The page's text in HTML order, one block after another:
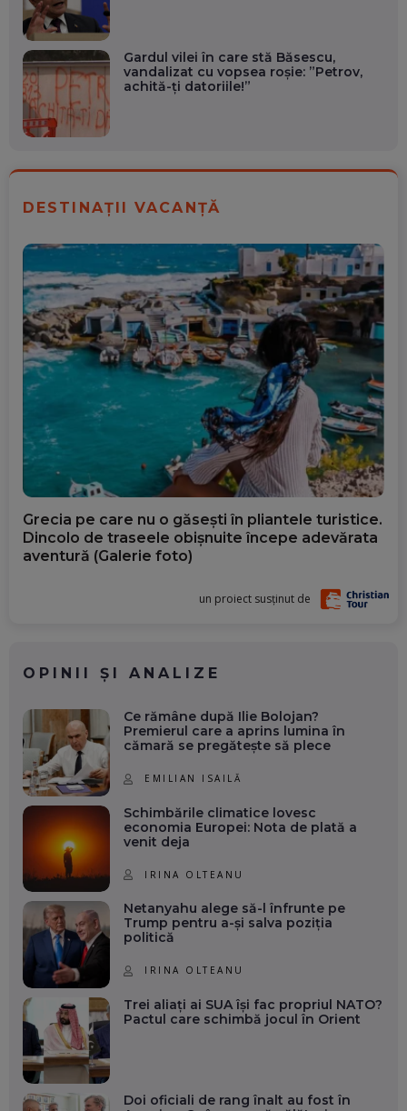
Gardul vilei în care stă Băsescu,
vandalizat cu vopsea roşie: ”Petrov,
achită-ţi datoriile!”
DESTINAȚII VACANȚĂ
Grecia pe care nu o găsești în pliantele turistice.
Dincolo de traseele obișnuite începe adevărata
aventură (Galerie foto)
un proiect susținut de
OPINII ȘI ANALIZE
Ce rămâne după Ilie Bolojan?
Premierul care a aprins lumina în
cămară se pregătește să plece
EMILIAN ISAILĂ
Schimbările climatice lovesc
economia Europei: Nota de plată a
venit deja
IRINA OLTEANU
Netanyahu alege să-l înfrunte pe
Trump pentru a-și salva poziția
politică
IRINA OLTEANU
Trei aliați ai SUA își fac propriul NATO?
Pactul care schimbă jocul în Orient
Doi oficiali de rang înalt au fost în